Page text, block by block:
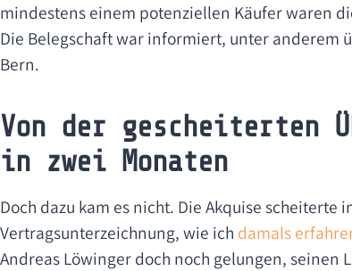
mindestens einem potenziellen Käufer waren
Die Belegschaft war informiert, unter anderem
Bern.
Von der gescheiterten
in zwei Monaten
Doch dazu kam es nicht. Die Akquise scheiterte
Vertragsunterzeichnung, wie ich damals
Andreas Löwinger doch noch gelungen, seinen